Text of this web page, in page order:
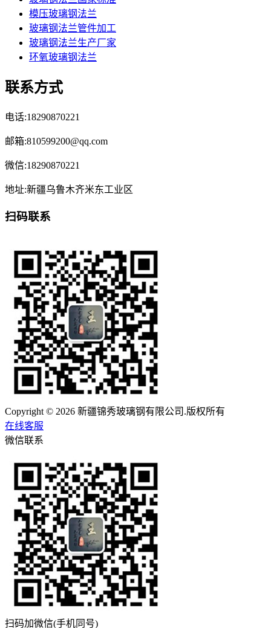
模压玻璃钢法兰
玻璃钢法兰管件加工
玻璃钢法兰生产厂家
环氧玻璃钢法兰
联系方式
电话:18290870221
邮箱:810599200@qq.com
微信:18290870221
地址:新疆乌鲁木齐米东工业区
扫码联系
Copyright © 2026 新疆锦秀玻璃钢有限公司.版权所有
在线客服
微信联系
扫码加微信(手机同号)